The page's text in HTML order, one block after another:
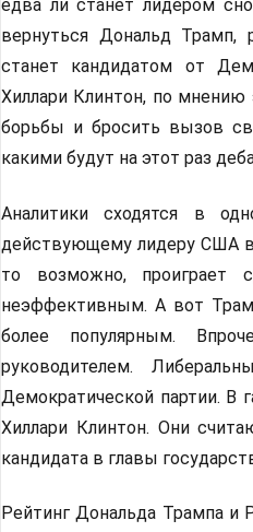
едва ли станет лидером
вернуться Дональд Трамп,
станет кандидатом от
Хиллари Клинтон, по мнению
борьбы и бросить вызов
какими будут на этот раз
Аналитики сходятся в
действующему лидеру США
то возможно, проиграет
неэффективным. А вот
более популярным.
руководителем.
Демократической партии. В
Хиллари Клинтон. Они
кандидата в главы
Рейтинг Дональда Трампа и